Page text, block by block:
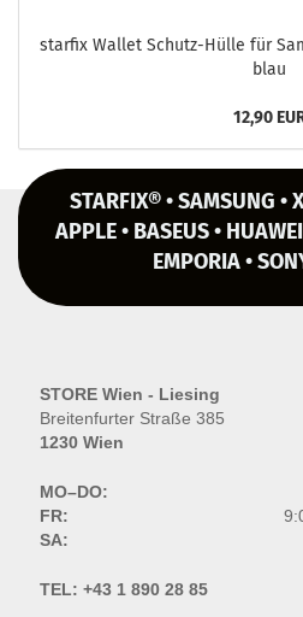
star­fix Wal­let Schutz-​Hülle für
blau
12,90
STARFIX® • SAMSUNG •
APPLE • BASEUS •
EMPORIA •
STORE Wien - Liesing
Breitenfurter Straße 385
1230 Wien
MO–DO:
FR:
SA:
TEL: +43 1 890 28 85